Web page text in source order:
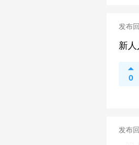
发布
新
0
发布